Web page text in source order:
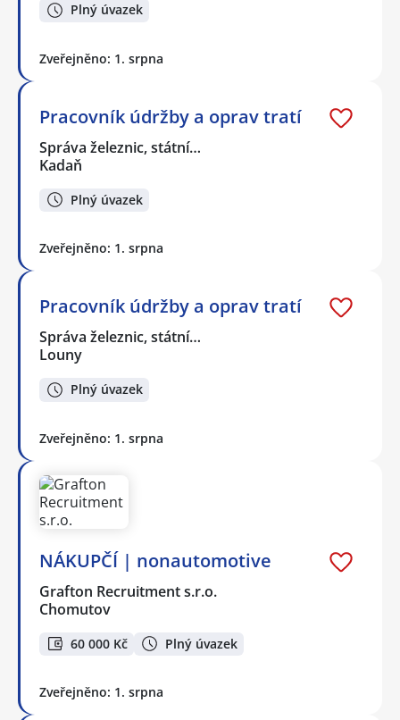
Plný úvazek
Zveřejněno: 1. srpna
Pracovník údržby a oprav tratí
Správa železnic, státní…
Kadaň
Plný úvazek
Zveřejněno: 1. srpna
Pracovník údržby a oprav tratí
Správa železnic, státní…
Louny
Plný úvazek
Zveřejněno: 1. srpna
NÁKUPČÍ | nonautomotive
Grafton Recruitment s.r.o.
Chomutov
60 000 Kč Plný úvazek
Zveřejněno: 1. srpna